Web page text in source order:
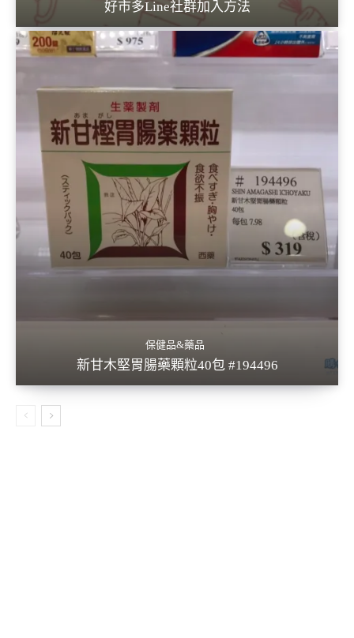
好市多Line社群加入方法
保健品&藥品
新甘木堅胃腸藥顆粒40包 #194496